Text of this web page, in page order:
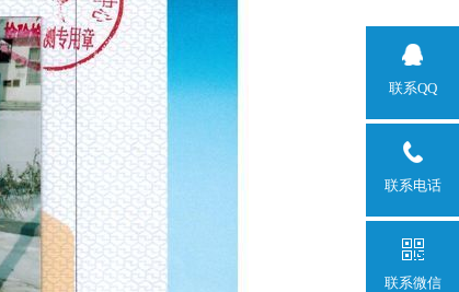
联系QQ
联系电话
联系微信